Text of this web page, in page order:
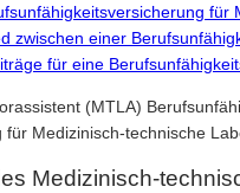
zwischen einer
für eine
Medizinisch-technische
Medizinisch-